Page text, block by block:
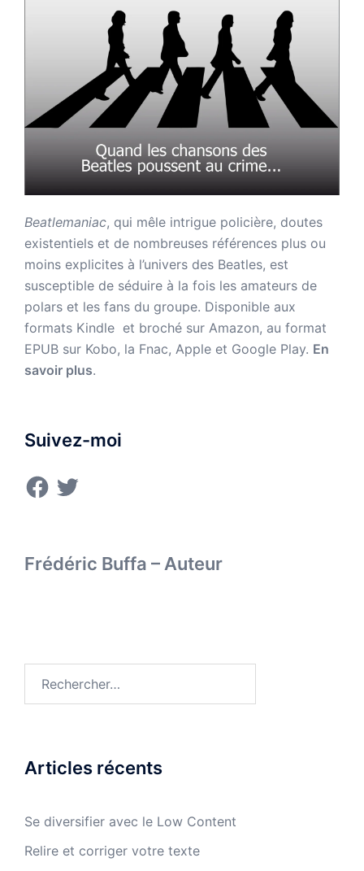
Beatlemaniac, qui mêle intrigue policière, doutes
existentiels et de nombreuses références plus ou
moins explicites à l’univers des Beatles, est
susceptible de séduire à la fois les amateurs de
polars et les fans du groupe. Disponible aux
formats Kindle et broché sur Amazon, au format
EPUB sur Kobo, la Fnac, Apple et Google Play. En
savoir plus.
Suivez-moi
Facebook
Twitter
Frédéric Buffa – Auteur
Articles récents
Se diversifier avec le Low Content
Relire et corriger votre texte